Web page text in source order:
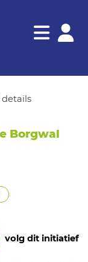
Navigatie
Borgwal
volg dit initiatief